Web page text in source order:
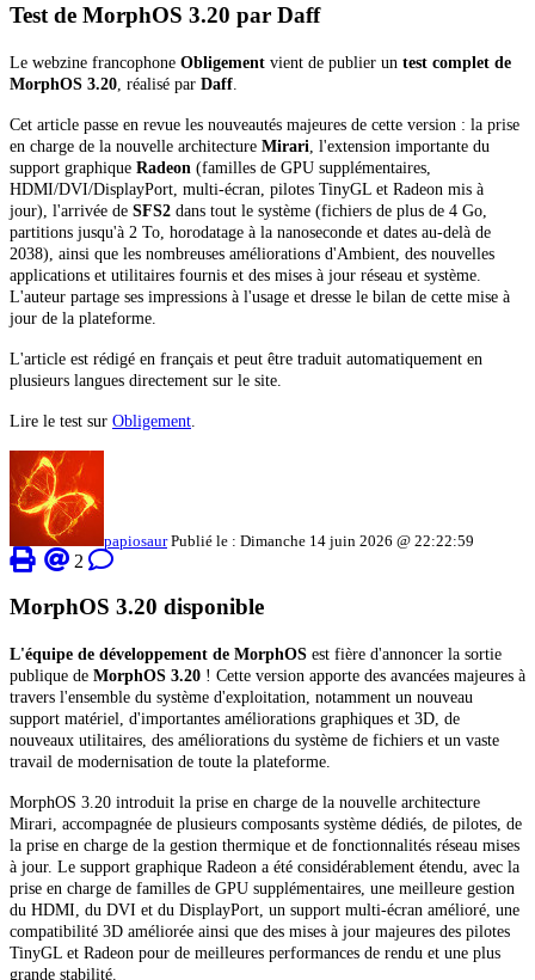
Test de MorphOS 3.20 par Daff
Le webzine francophone Obligement vient de publier un test complet de
MorphOS 3.20 , réalisé par Daff
Cet article passe en revue les nouveautés majeures de cette version : la prise
en charge de la nouvelle architecture Mirari , l'extension importante du
support graphique Radeon (familles de GPU supplémentaires,
HDMI/DVI/DisplayPort, multi-écran, pilotes TinyGL et Radeon mis à
jour), l'arrivée de SFS2 dans tout le système (fichiers de plus de 4 Go,
partitions jusqu'à 2 To, horodatage à la nanoseconde et dates au-delà de
2038), ainsi que les nombreuses améliorations d'Ambient, des nouvelles
applications et utilitaires fournis et des mises à jour réseau et système.
L'auteur partage ses impressions à l'usage et dresse le bilan de cette mise à
jour de la plateforme.
L'article est rédigé en français et peut être traduit automatiquement en
plusieurs langues directement sur le site.
Lire le test sur Obligement
papiosaurPublié le : Dimanche 14 juin 2026 @ 22:22:59
2
MorphOS 3.20 disponible
L'équipe de développement de MorphOS est fière d'annoncer la sortie
publique de MorphOS 3.20 ! Cette version apporte des avancées majeures à
travers l'ensemble du système d'exploitation, notamment un nouveau
support matériel, d'importantes améliorations graphiques et 3D, de
nouveaux utilitaires, des améliorations du système de fichiers et un vaste
travail de modernisation de toute la plateforme.
MorphOS 3.20 introduit la prise en charge de la nouvelle architecture
Mirari, accompagnée de plusieurs composants système dédiés, de pilotes, de
la prise en charge de la gestion thermique et de fonctionnalités réseau mises
à jour. Le support graphique Radeon a été considérablement étendu, avec la
prise en charge de familles de GPU supplémentaires, une meilleure gestion
du HDMI, du DVI et du DisplayPort, un support multi-écran amélioré, une
compatibilité 3D améliorée ainsi que des mises à jour majeures des pilotes
TinyGL et Radeon pour de meilleures performances de rendu et une plus
grande stabilité.